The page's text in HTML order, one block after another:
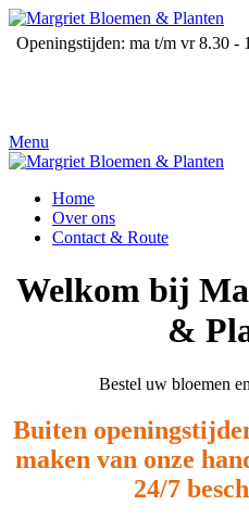
Openingstijden: ma t/m vr 8.30 -
Menu
Home
Over ons
Contact & Route
Welkom bij
&
Bestel uw bloemen
Buiten
maken van onze
24/7